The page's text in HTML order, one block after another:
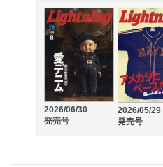
2026/06/30
発売号
2026/05/29
発売号